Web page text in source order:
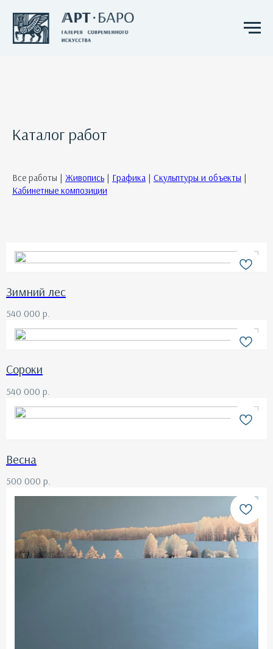
Каталог работ
Все работы | Живопись | Графика | Скульптуры и объекты |
Кабинетные композиции
Зимний лес
540 000 р.
Сороки
540 000 р.
Весна
500 000 р.